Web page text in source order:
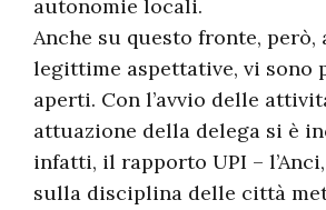
autonomie locali.
Anche su questo fronte, però,
legittime aspettative, vi sono
aperti. Con l’avvio delle
attuazione della delega si è
infatti, il rapporto UPI –
sulla disciplina delle città